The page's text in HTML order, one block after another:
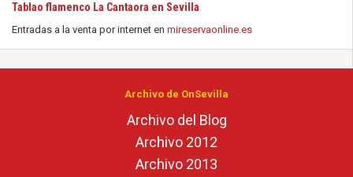
Tablao flamenco La Cantaora en Sevilla
Entradas a la venta por internet en mireservaonline.es
Archivo de OnSevilla
Archivo del Blog
Archivo 2012
Archivo 2013